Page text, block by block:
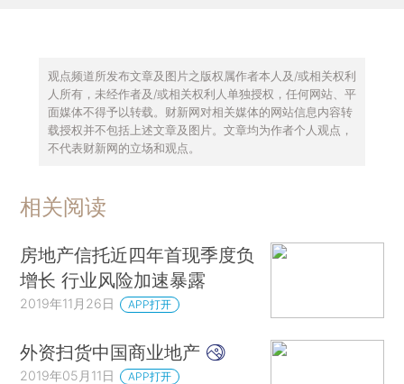
观点频道所发布文章及图片之版权属作者本人及/或相关权利
人所有，未经作者及/或相关权利人单独授权，任何网站、平
面媒体不得予以转载。财新网对相关媒体的网站信息内容转
载授权并不包括上述文章及图片。文章均为作者个人观点，
不代表财新网的立场和观点。
相关阅读
房地产信托近四年首现季度负
增长 行业风险加速暴露
2019年11月26日 APP打开
外资扫货中国商业地产
2019年05月11日 APP打开